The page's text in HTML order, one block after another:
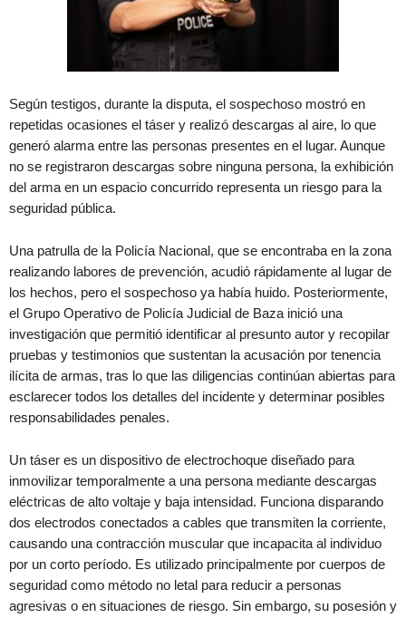
Según testigos, durante la disputa, el sospechoso mostró en
repetidas ocasiones el táser y realizó descargas al aire, lo que
generó alarma entre las personas presentes en el lugar. Aunque
no se registraron descargas sobre ninguna persona, la exhibición
del arma en un espacio concurrido representa un riesgo para la
seguridad pública.
Una patrulla de la Policía Nacional, que se encontraba en la zona
realizando labores de prevención, acudió rápidamente al lugar de
los hechos, pero el sospechoso ya había huido. Posteriormente,
el Grupo Operativo de Policía Judicial de Baza inició una
investigación que permitió identificar al presunto autor y recopilar
pruebas y testimonios que sustentan la acusación por tenencia
ilícita de armas, tras lo que las diligencias continúan abiertas para
esclarecer todos los detalles del incidente y determinar posibles
responsabilidades penales.
Un táser es un dispositivo de electrochoque diseñado para
inmovilizar temporalmente a una persona mediante descargas
eléctricas de alto voltaje y baja intensidad. Funciona disparando
dos electrodos conectados a cables que transmiten la corriente,
causando una contracción muscular que incapacita al individuo
por un corto período. Es utilizado principalmente por cuerpos de
seguridad como método no letal para reducir a personas
agresivas o en situaciones de riesgo. Sin embargo, su posesión y